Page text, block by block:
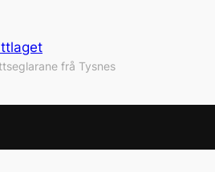
frå Tysnes